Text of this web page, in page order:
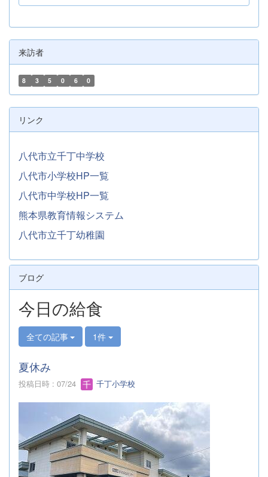
来訪者
8 3 5 0 6 0
リンク
八代市立千丁中学校
八代市小学校HP一覧
八代市中学校HP一覧
熊本県教育情報システム
八代市立千丁幼稚園
ブログ
今日の給食
全ての記事 1件
夏休み
投稿日時 : 07/24 千丁小学校